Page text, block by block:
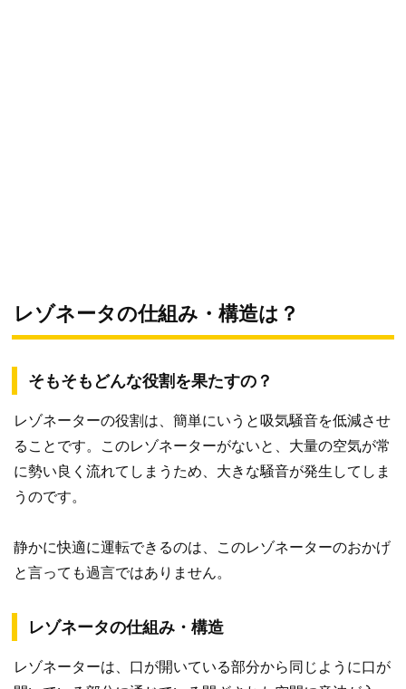
レゾネータの仕組み・構造は？
そもそもどんな役割を果たすの？
レゾネーターの役割は、簡単にいうと吸気騒音を低減させ
ることです。このレゾネーターがないと、大量の空気が常
に勢い良く流れてしまうため、大きな騒音が発生してしま
うのです。
静かに快適に運転できるのは、このレゾネーターのおかげ
と言っても過言ではありません。
レゾネータの仕組み・構造
レゾネーターは、口が開いている部分から同じように口が